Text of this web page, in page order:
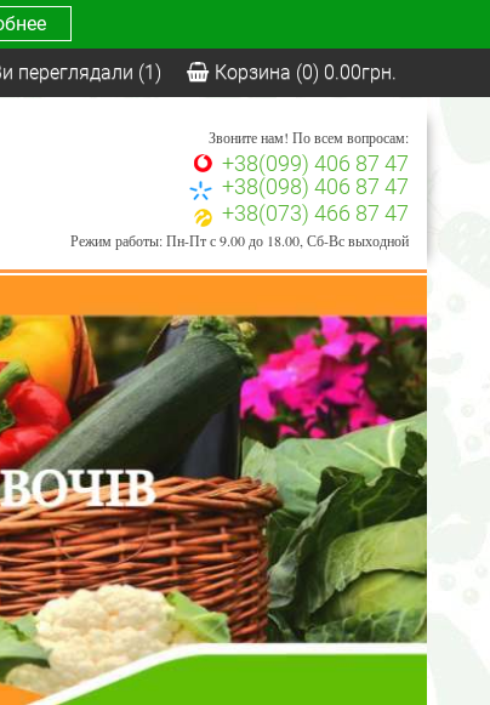
переглядали (1) Корзина (0) 0.00грн.
Звоните нам! По всем вопросам:
+38(099) 406 87 47
+38(098) 406 87 47
+38(073) 466 87 47
Режим работы: Пн-Пт с 9.00 до 18.00, Сб-Вс выходной